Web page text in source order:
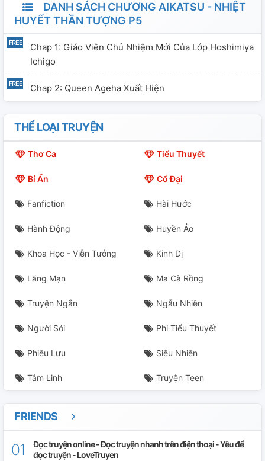
DANH SÁCH CHƯƠNG AIKATSU - NHIỆT
HUYẾT THẦN TƯỢNG P5
Chap 1: Giáo Viên Chủ Nhiệm Mới Của Lớp Hoshimiya
Ichigo
Chap 2: Queen Ageha Xuất Hiện
THỂ LOẠI TRUYỆN
Thơ Ca Tiểu Thuyết
Bí Ẩn Cổ Đại
Fanfiction Hài Hước
Hành Động Huyền Ảo
Khoa Học - Viễn Tưởng Kinh Dị
Lãng Mạn Ma Cà Rồng
Truyện Ngắn Ngẫu Nhiên
Người Sói Phi Tiểu Thuyết
Phiêu Lưu Siêu Nhiên
Tâm Linh Truyện Teen
FRIENDS
Đọc truyện online - Đọc truyện nhanh trên điện thoại - Yêu để
đọc truyện - LoveTruyen